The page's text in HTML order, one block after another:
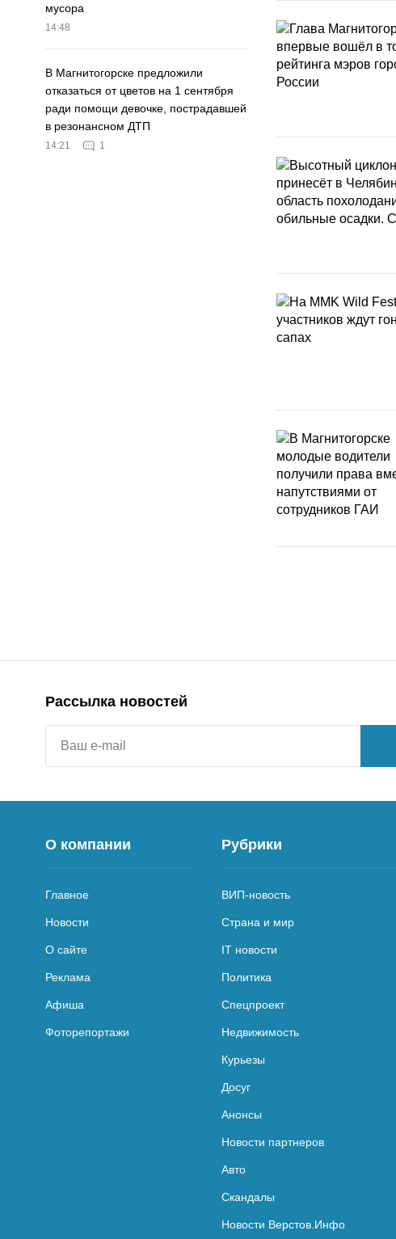
мусора
14:48
В Магнитогорске предложили
отказаться от цветов на 1 сентября
ради помощи девочке, пострадавшей
в резонансном ДТП
14:21 1
Рассылка новостей
О компании
Главное
Новости
О сайте
Реклама
Афиша
Фоторепортажи
Рубрики
ВИП-новость
Страна и мир
IT новости
Политика
Спецпроект
Недвижимость
Курьезы
Досуг
Анонсы
Новости партнеров
Авто
Скандалы
Новости Верстов.Инфо